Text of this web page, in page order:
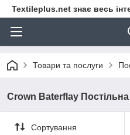
Textileplus.net знає весь
Товари та послуги
Crown Baterflay Постільна
Сортування